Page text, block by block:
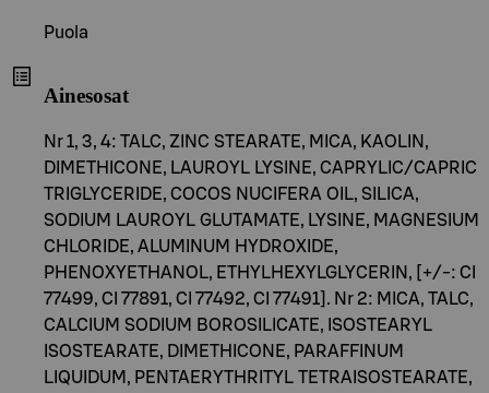
Puola
Ainesosat
Nr 1, 3, 4: TALC, ZINC STEARATE, MICA, KAOLIN,
DIMETHICONE, LAUROYL LYSINE, CAPRYLIC/CAPRIC
TRIGLYCERIDE, COCOS NUCIFERA OIL, SILICA,
SODIUM LAUROYL GLUTAMATE, LYSINE, MAGNESIUM
CHLORIDE, ALUMINUM HYDROXIDE,
PHENOXYETHANOL, ETHYLHEXYLGLYCERIN, [+/-: CI
77499, CI 77891, CI 77492, CI 77491]. Nr 2: MICA, TALC,
CALCIUM SODIUM BOROSILICATE, ISOSTEARYL
ISOSTEARATE, DIMETHICONE, PARAFFINUM
LIQUIDUM, PENTAERYTHRITYL TETRAISOSTEARATE,